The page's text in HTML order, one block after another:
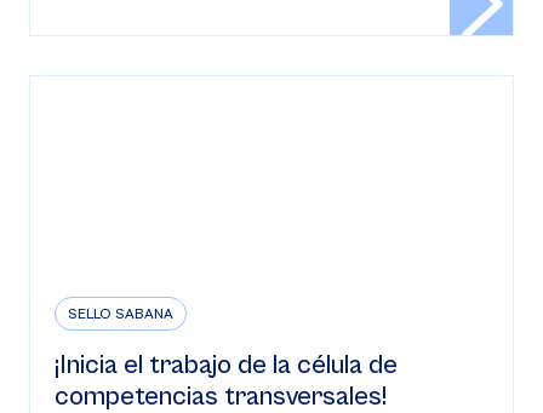
SELLO SABANA
¡Inicia el trabajo de la célula de
competencias transversales!